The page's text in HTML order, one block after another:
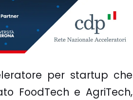
per startup che
FoodTech e AgriTech,